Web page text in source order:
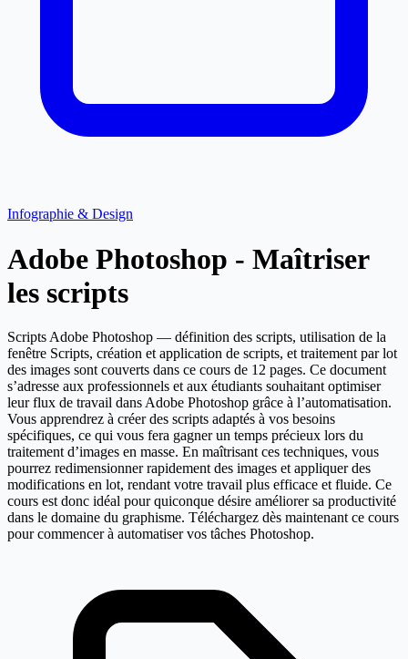
Infographie & Design
Adobe Photoshop - Maîtriser
les scripts
Scripts Adobe Photoshop — définition des scripts, utilisation de la
fenêtre Scripts, création et application de scripts, et traitement par lot
des images sont couverts dans ce cours de 12 pages. Ce document
s’adresse aux professionnels et aux étudiants souhaitant optimiser
leur flux de travail dans Adobe Photoshop grâce à l’automatisation.
Vous apprendrez à créer des scripts adaptés à vos besoins
spécifiques, ce qui vous fera gagner un temps précieux lors du
traitement d’images en masse. En maîtrisant ces techniques, vous
pourrez redimensionner rapidement des images et appliquer des
modifications en lot, rendant votre travail plus efficace et fluide. Ce
cours est donc idéal pour quiconque désire améliorer sa productivité
dans le domaine du graphisme. Téléchargez dès maintenant ce cours
pour commencer à automatiser vos tâches Photoshop.